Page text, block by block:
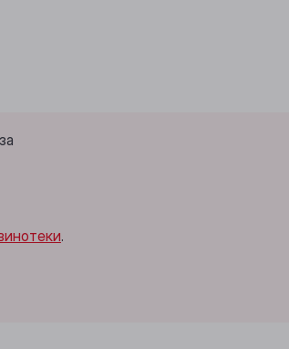
винотеки.